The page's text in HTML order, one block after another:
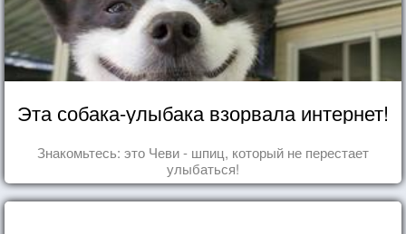
Эта собака-улыбака взорвала интернет!
Знакомьтесь: это Чеви - шпиц, который не перестает
улыбаться!